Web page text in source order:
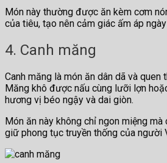
Món này thường được ăn kèm cơm
của tiêu, tạo nên cảm giác ấm áp
4. Canh măng
Canh măng là món ăn dân dã và quen
Măng khô được nấu cùng lưỡi lợn
hương vị béo ngậy và dai giòn.
Món ăn này không chỉ ngon miệng mà
giữ phong tục truyền thống của người